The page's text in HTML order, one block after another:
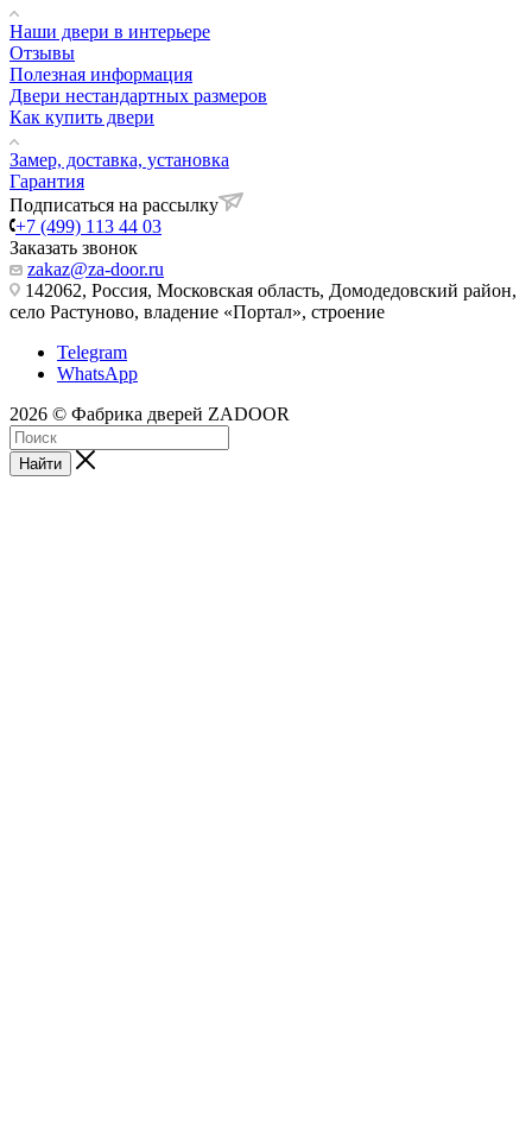
Наши двери в интерьере
Отзывы
Полезная информация
Двери нестандартных размеров
Как купить двери
Замер, доставка, установка
Гарантия
Подписаться на рассылку
+7 (499) 113 44 03
Заказать звонок
zakaz@za-door.ru
142062, Россия, Московская область, Домодедовский район,
село Растуново, владение «Портал», строение
Telegram
WhatsApp
2026 © Фабрика дверей ZADOOR
Найти